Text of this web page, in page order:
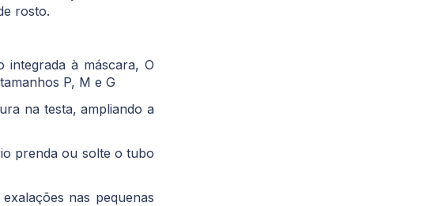
rosto.
à máscara, O
P, M e G
na testa, ampliando a
prenda ou solte o tubo
nas pequenas